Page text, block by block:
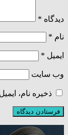
دیدگاه *
نام *
ایمیل *
وب‌ سایت
ذخیره نام،